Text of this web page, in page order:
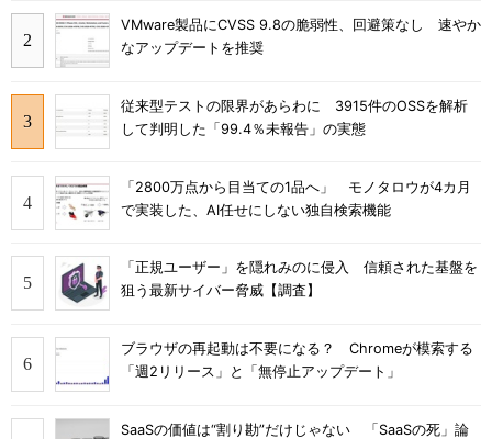
VMware製品にCVSS 9.8の脆弱性、回避策なし 速やか
なアップデートを推奨
従来型テストの限界があらわに 3915件のOSSを解析
して判明した「99.4％未報告」の実態
「2800万点から目当ての1品へ」 モノタロウが4カ月
で実装した、AI任せにしない独自検索機能
「正規ユーザー」を隠れみのに侵入 信頼された基盤を
狙う最新サイバー脅威【調査】
ブラウザの再起動は不要になる？ Chromeが模索する
「週2リリース」と「無停止アップデート」
SaaSの価値は“割り勘”だけじゃない 「SaaSの死」論